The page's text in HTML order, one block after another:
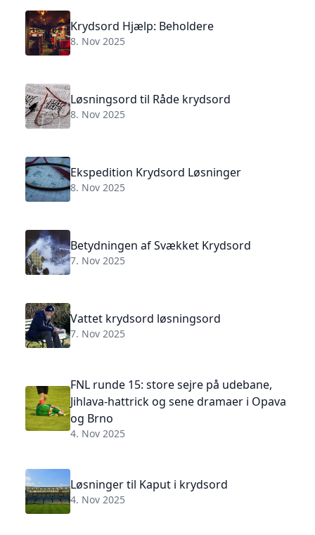
Krydsord Hjælp: Beholdere
8. Nov 2025
Løsningsord til Råde krydsord
8. Nov 2025
Ekspedition Krydsord Løsninger
8. Nov 2025
Betydningen af Svækket Krydsord
7. Nov 2025
Vattet krydsord løsningsord
7. Nov 2025
FNL runde 15: store sejre på udebane,
Jihlava-hattrick og sene dramaer i Opava
og Brno
4. Nov 2025
Løsninger til Kaput i krydsord
4. Nov 2025